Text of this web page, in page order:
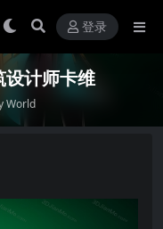
登录
计师卡维
World